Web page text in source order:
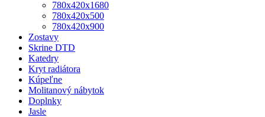
780x420x1680
780x420x500
780x420x900
Zostavy
Skrine DTD
Katedry
Kryt radiátora
Kúpeľne
Molitanový nábytok
Doplnky
Jasle